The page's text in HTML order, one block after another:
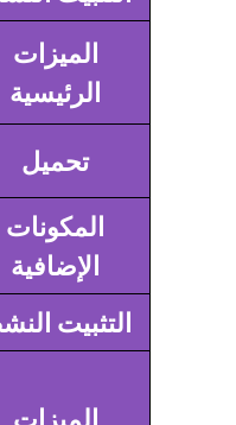
الميزات
الرئيسية
تحميل
المكونات
الإضافية
التثبيت